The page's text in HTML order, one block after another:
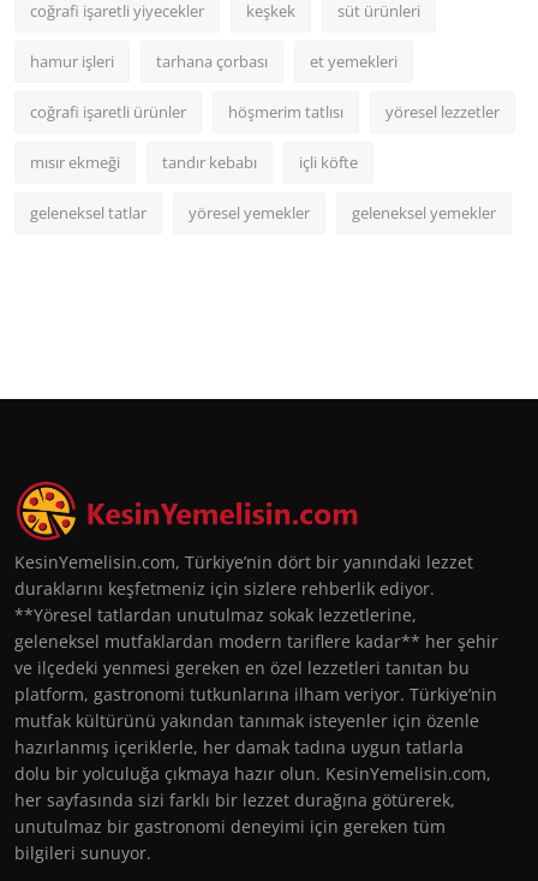
coğrafi işaretli yiyecekler keşkek süt ürünleri
hamur işleri tarhana çorbası et yemekleri
coğrafi işaretli ürünler höşmerim tatlısı yöresel lezzetler
mısır ekmeği tandır kebabı içli köfte
geleneksel tatlar yöresel yemekler geleneksel yemekler
KesinYemelisin.com, Türkiye’nin dört bir yanındaki lezzet
duraklarını keşfetmeniz için sizlere rehberlik ediyor.
**Yöresel tatlardan unutulmaz sokak lezzetlerine,
geleneksel mutfaklardan modern tariflere kadar** her şehir
ve ilçedeki yenmesi gereken en özel lezzetleri tanıtan bu
platform, gastronomi tutkunlarına ilham veriyor. Türkiye’nin
mutfak kültürünü yakından tanımak isteyenler için özenle
hazırlanmış içeriklerle, her damak tadına uygun tatlarla
dolu bir yolculuğa çıkmaya hazır olun. KesinYemelisin.com,
her sayfasında sizi farklı bir lezzet durağına götürerek,
unutulmaz bir gastronomi deneyimi için gereken tüm
bilgileri sunuyor.